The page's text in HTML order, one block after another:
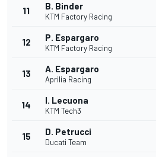
11 B. Binder
KTM Factory Racing
12 P. Espargaro
KTM Factory Racing
13 A. Espargaro
Aprilia Racing
14 I. Lecuona
KTM Tech3
15 D. Petrucci
Ducati Team